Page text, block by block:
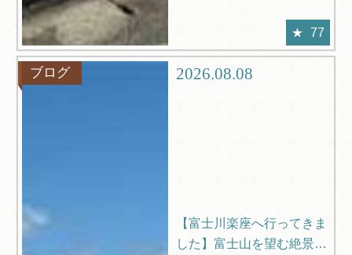
77
ブログ 2026.08.08
【富士川楽座へ行ってきま
した】富士山を望む絶景ス